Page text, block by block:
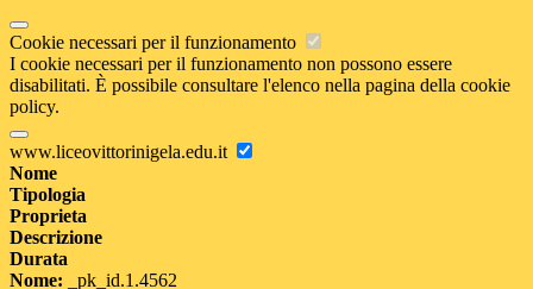
Cookie necessari per il funzionamento
I cookie necessari per il funzionamento non possono essere
disabilitati. È possibile consultare l'elenco nella pagina della cookie
policy.
www.liceovittorinigela.edu.it
Nome
Tipologia
Proprieta
Descrizione
Durata
Nome: _pk_id.1.4562